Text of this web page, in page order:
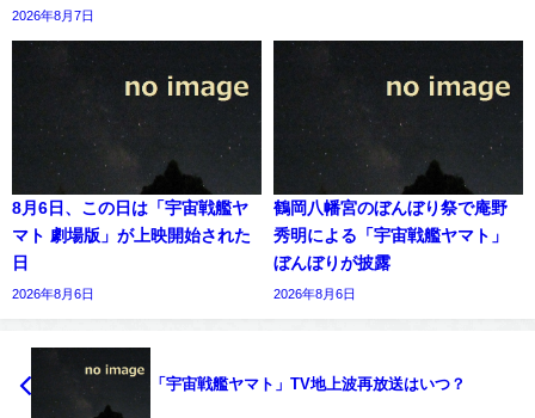
2026年8月7日
8月6日、この日は「宇宙戦艦ヤ
マト 劇場版」が上映開始された
日
2026年8月6日
鶴岡八幡宮のぼんぼり祭で庵野
秀明による「宇宙戦艦ヤマト」
ぼんぼりが披露
2026年8月6日
「宇宙戦艦ヤマト」TV地上波再放送はいつ？